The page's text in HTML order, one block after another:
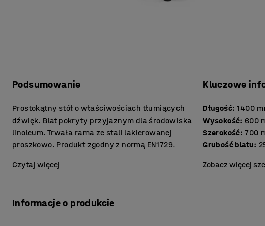
Podsumowanie
Prostokątny stół o właściwościach tłumiących
dźwięk. Blat pokryty przyjaznym dla środowiska
linoleum. Trwała rama ze stali lakierowanej
proszkowo. Produkt zgodny z normą EN1729.
Czytaj więcej
Kluczowe
Długość: 1400
Wysokość: 600
Szerokość: 700
Grubość blatu:
Zobacz więcej
Informacje o produkcie